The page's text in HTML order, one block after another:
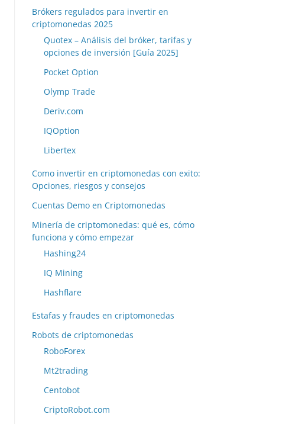
Brókers regulados para invertir en
criptomonedas 2025
Quotex – Análisis del bróker, tarifas y
opciones de inversión [Guía 2025]
Pocket Option
Olymp Trade
Deriv.com
IQOption
Libertex
Como invertir en criptomonedas con exito:
Opciones, riesgos y consejos
Cuentas Demo en Criptomonedas
Minería de criptomonedas: qué es, cómo
funciona y cómo empezar
Hashing24
IQ Mining
Hashflare
Estafas y fraudes en criptomonedas
Robots de criptomonedas
RoboForex
Mt2trading
Centobot
CriptoRobot.com